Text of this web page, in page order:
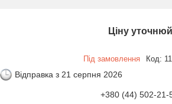
Ціну
Під замовлення Код:
Відправка з 21 серпня 2026
+380 (44) 502-21-